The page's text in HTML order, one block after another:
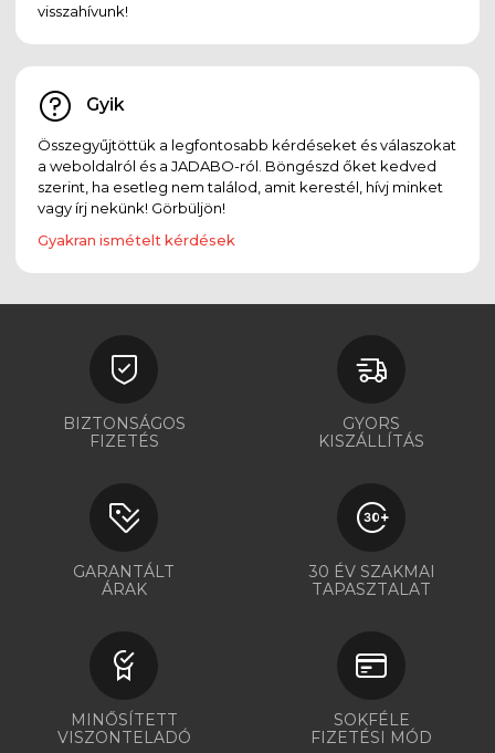
visszahívunk!
Gyik
Összegyűjtöttük a legfontosabb kérdéseket és válaszokat
a weboldalról és a JADABO-ról. Böngészd őket kedved
szerint, ha esetleg nem találod, amit kerestél, hívj minket
vagy írj nekünk! Görbüljön!
Gyakran ismételt kérdések
BIZTONSÁGOS
FIZETÉS
GYORS
KISZÁLLÍTÁS
GARANTÁLT
ÁRAK
30 ÉV SZAKMAI
TAPASZTALAT
MINŐSÍTETT
VISZONTELADÓ
SOKFÉLE
FIZETÉSI MÓD